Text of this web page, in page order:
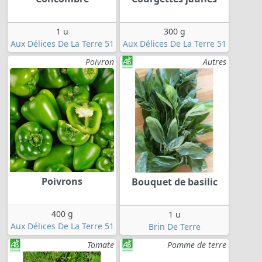
1 u
Aux Délices De La Terre 51
300 g
Aux Délices De La Terre 51
Poivron
Poivrons
400 g
Aux Délices De La Terre 51
Autres
Bouquet de basilic
1 u
Brin De Terre
Tomate
Pomme de terre